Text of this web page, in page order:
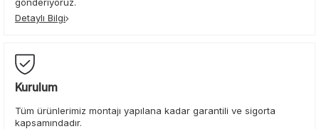
Detaylı Bilgi
Kurulum
Tüm ürünlerimiz montajı yapılana kadar garantili ve sigorta
kapsamındadır.